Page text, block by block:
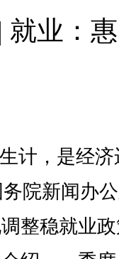
就业：
计，是经
院新闻办
整稳就业